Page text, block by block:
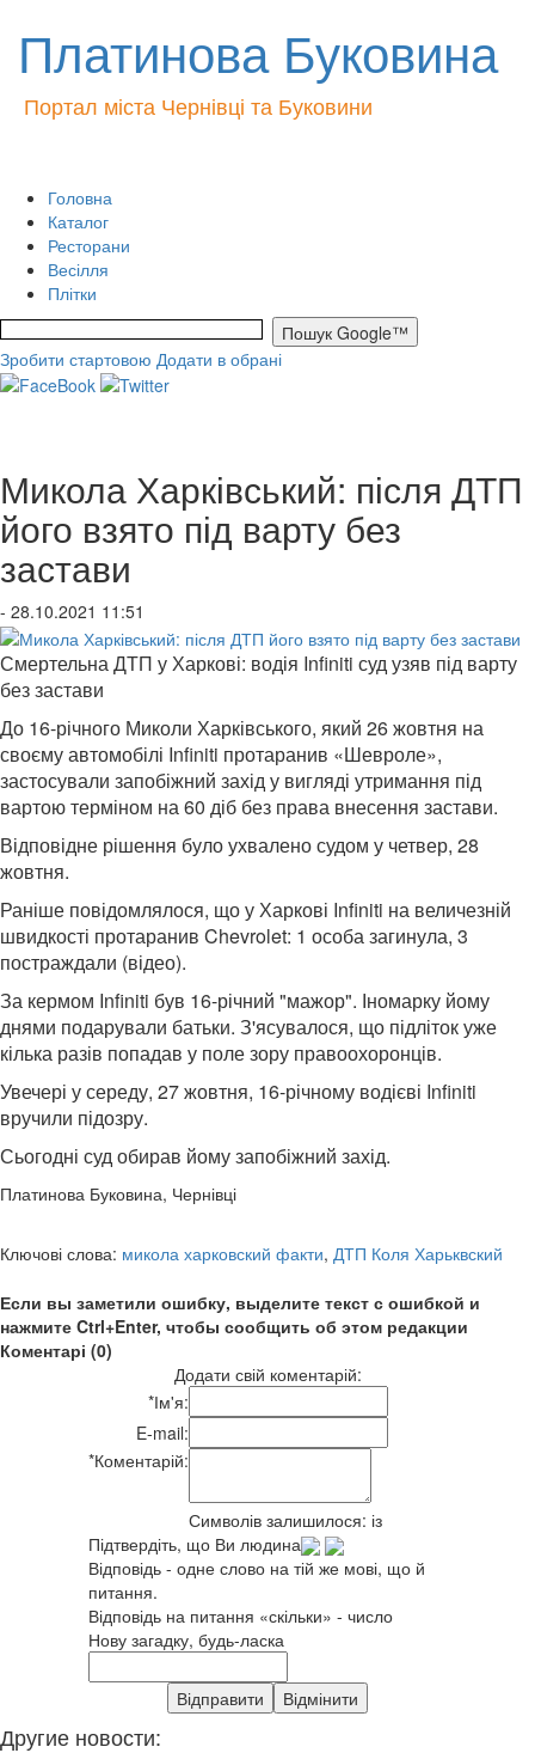
Платинова Буковина
Портал міста Чернівці та Буковини
Головна
Каталог
Ресторани
Весілля
Плітки
Зробити стартовою Додати в обрані
Микола Харківський: після ДТП
його взято під варту без
застави
- 28.10.2021 11:51
Смертельна ДТП у Харкові: водія Infiniti суд узяв під варту
без застави
До 16-річного Миколи Харківського, який 26 жовтня на
своєму автомобілі Infiniti протаранив «Шевроле»,
застосували запобіжний захід у вигляді утримання під
вартою терміном на 60 діб без права внесення застави.
Відповідне рішення було ухвалено судом у четвер, 28
жовтня.
Раніше повідомлялося, що у Харкові Infiniti на величезній
швидкості протаранив Chevrolet: 1 особа загинула, 3
постраждали (відео).
За кермом Infiniti був 16-річний "мажор". Іномарку йому
днями подарували батьки. З'ясувалося, що підліток уже
кілька разів попадав у поле зору правоохоронців.
Увечері у середу, 27 жовтня, 16-річному водієві Infiniti
вручили підозру.
Сьогодні суд обирав йому запобіжний захід.
Платинова Буковина, Чернівці
Ключові слова: микола харковский факти, ДТП Коля Харьквский
Если вы заметили ошибку, выделите текст с ошибкой и
нажмите Ctrl+Enter, чтобы сообщить об этом редакции
Коментарі (0)
Додати свій коментарій:
*Ім'я:
E-mail:
*Коментарій:
Символів залишилося: із
Підтвердіть, що Ви людина
Відповідь - одне слово на тій же мові, що й
питання.
Відповідь на питання «скільки» - число
Нову загадку, будь-ласка
Другие новости: